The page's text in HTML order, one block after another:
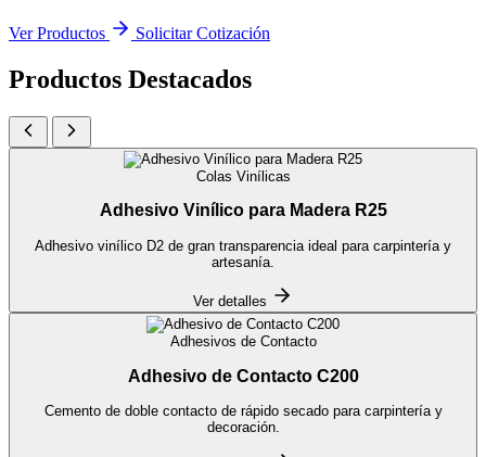
Ver Productos Solicitar Cotización
Productos Destacados
Colas Vinílicas
Adhesivo Vinílico para Madera R25
Adhesivo vinílico D2 de gran transparencia ideal para carpintería y
artesanía.
Ver detalles
Adhesivos de Contacto
Adhesivo de Contacto C200
Cemento de doble contacto de rápido secado para carpintería y
decoración.